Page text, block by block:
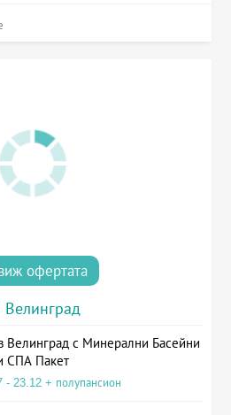
офертата
Велинград
Велинград с Минерални Басейни
СПА Пакет
- 23.12 + полупансион